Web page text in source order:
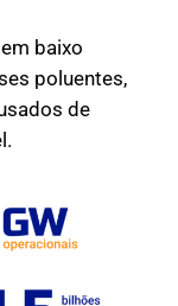
baixo
poluentes,
de